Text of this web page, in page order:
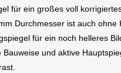
für ein großes voll
Durchmesser ist auch
für ein noch helleres
und aktive